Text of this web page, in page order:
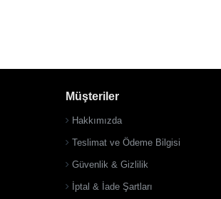
Müşteriler
Hakkımızda
Teslimat ve Ödeme Bilgisi
Güvenlik & Gizlilik
İptal & İade Şartları